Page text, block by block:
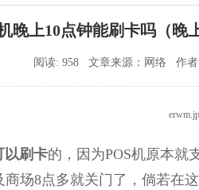
晚上10点钟能刷卡吗（晚
阅读: 958 文章来源：网络 作者
以刷卡的，因为POS机原本就
场8点多就关门了，倘若在